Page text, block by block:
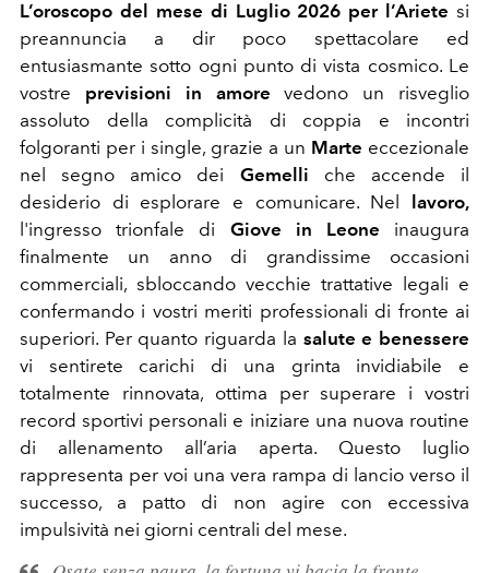
L’oroscopo del mese di Luglio 2026 per l’Ariete si
preannuncia a dir poco spettacolare ed
entusiasmante sotto ogni punto di vista cosmico. Le
vostre previsioni in amore vedono un risveglio
assoluto della complicità di coppia e incontri
folgoranti per i single, grazie a un Marte eccezionale
nel segno amico dei Gemelli che accende il
desiderio di esplorare e comunicare. Nel lavoro,
l'ingresso trionfale di Giove in Leone inaugura
finalmente un anno di grandissime occasioni
commerciali, sbloccando vecchie trattative legali e
confermando i vostri meriti professionali di fronte ai
superiori. Per quanto riguarda la salute e benessere
vi sentirete carichi di una grinta invidiabile e
totalmente rinnovata, ottima per superare i vostri
record sportivi personali e iniziare una nuova routine
di allenamento all’aria aperta. Questo luglio
rappresenta per voi una vera rampa di lancio verso il
successo, a patto di non agire con eccessiva
impulsività nei giorni centrali del mese.